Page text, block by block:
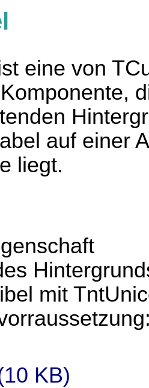
eine von
auf einer
liegt.
mit
KB)